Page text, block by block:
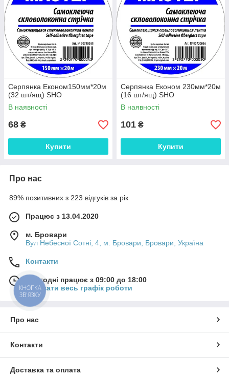
Серпянка Економ150мм*20м
(32 шт/ящ) SHO
В наявності
68 ₴
Купити
Серпянка Економ 230мм*20м
(16 шт/ящ) SHO
В наявності
101 ₴
Купити
Про нас
89% позитивних з 223 відгуків за рік
Працює з 13.04.2020
м. Бровари
Вул Небесної Сотні, 4, м. Бровари, Бровари, Україна
Контакти
Сьогодні працює з 09:00 до 18:00
Показати весь графік роботи
Про нас
Контакти
Доставка та оплата
КНОПКА
ЗВ'ЯЗКУ